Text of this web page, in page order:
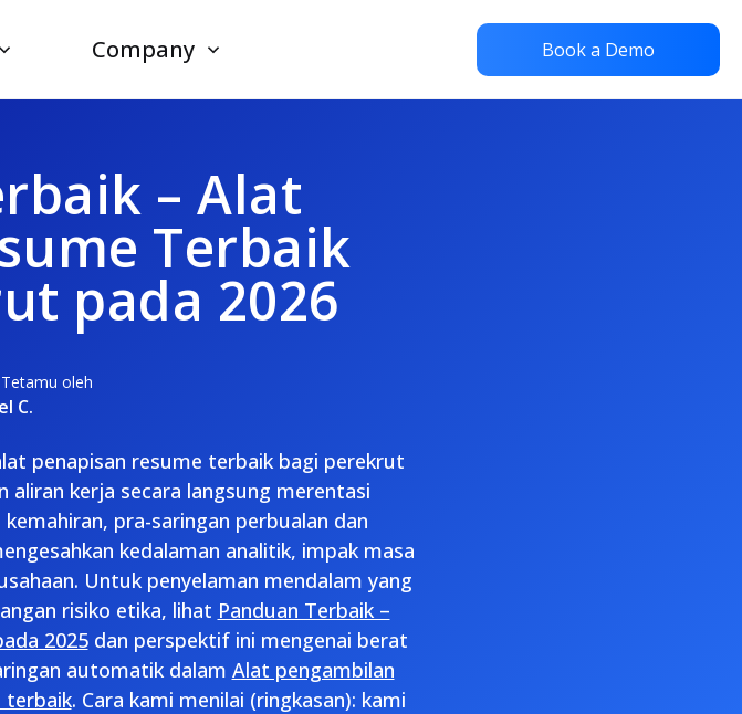
Company Book a Demo
– Alat
Terbaik
pada 2026
oleh
C.
penapisan resume terbaik bagi perekrut
aliran kerja secara langsung merentasi
pra-saringan perbualan dan
kedalaman analitik, impak masa
Untuk penyelaman mendalam yang
risiko etika, lihat Panduan Terbaik –
2025dan perspektif ini mengenai berat
automatik dalam Alat pengambilan
terbaik. Cara kami menilai (ringkasan): kami